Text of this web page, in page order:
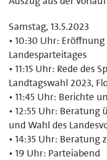
Samstag, 13.5.2023
• 10:30 Uhr:
Landesparteitages
• 11:15 Uhr: Rede des
Landtagswahl 2023,
• 11:45 Uhr: Berichte
• 12:55 Uhr: Beratung
und Wahl des
• 14:35 Uhr: Beratung
• 19 Uhr: Parteiabend